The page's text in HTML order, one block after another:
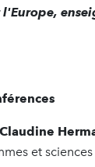
et sciences